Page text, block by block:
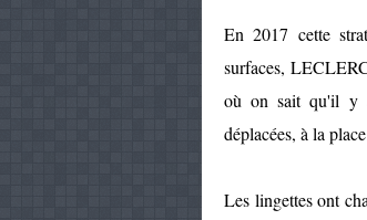
En 2017 cette
surfaces,
où on sait qu'il y
déplacées, à la
Les lingettes ont